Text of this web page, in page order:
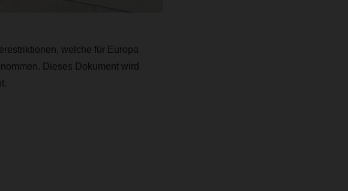
welche für Europa
Dieses Dokument wird